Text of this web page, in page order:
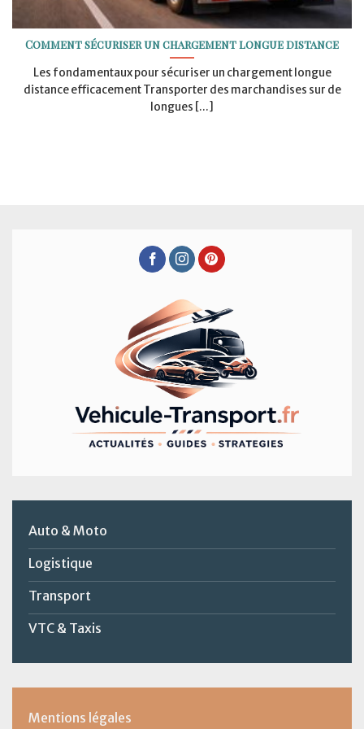
Comment sécuriser un chargement longue distance
Les fondamentaux pour sécuriser un chargement longue
distance efficacement Transporter des marchandises sur de
longues [...]
Auto & Moto
Logistique
Transport
VTC & Taxis
Mentions légales